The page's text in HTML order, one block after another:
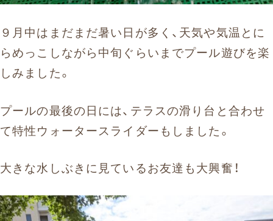
９月中はまだまだ暑い日が多く、天気や気温とに
らめっこしながら中旬ぐらいまでプール遊びを楽
しみました。
プールの最後の日には、テラスの滑り台と合わせ
て特性ウォータースライダーもしました。
大きな水しぶきに見ているお友達も大興奮！